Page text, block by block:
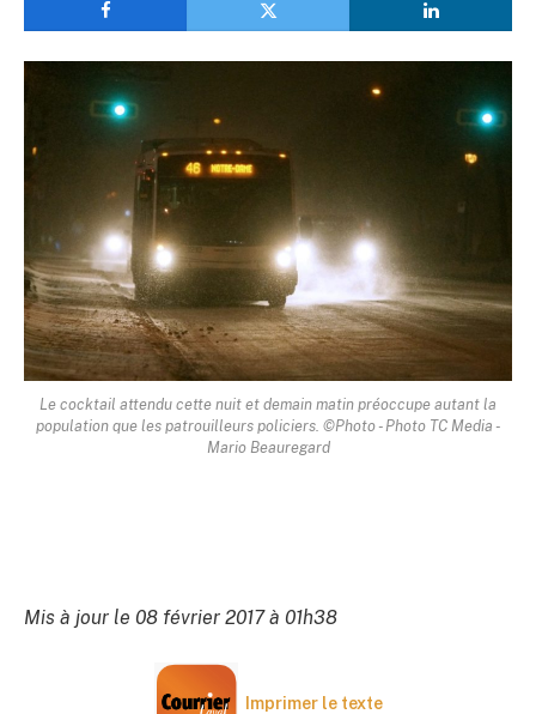
Le cocktail attendu cette nuit et demain matin préoccupe autant la
population que les patrouilleurs policiers. ©Photo - Photo TC Media -
Mario Beauregard
Mis à jour le 08 février 2017 à 01h38
Imprimer le texte